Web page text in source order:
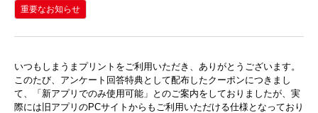
重要なお知らせ
いつもしまうまプリントをご利用いただき、ありがとうございます。
このたび、アンケート回答特典として配布したクーポンにつきまし
て、「新アプリでのみ使用可能」とのご案内をしておりましたが、実
際には旧アプリのPCサイトからもご利用いただける仕様となっており